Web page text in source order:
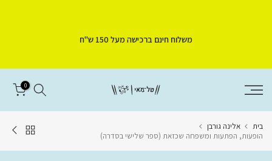
משלוח חינם ברכישה מעל 150 ש"ח
0
בית
אלינה גורבן
הופעות, הפתעות ומשפחה שכזאת (ספר שלישי בסדרה)